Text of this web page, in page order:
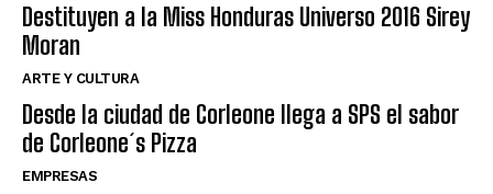
Destituyen a la Miss Honduras Universo 2016 Sirey
Moran
ARTE Y CULTURA
Desde la ciudad de Corleone llega a SPS el sabor
de Corleone´s Pizza
EMPRESAS